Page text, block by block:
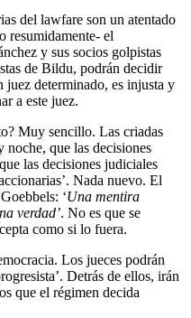
del lawfare son un atentado
resumidamente- el
y sus socios golpistas
de Bildu, podrán decidir
juez determinado, es injusta y
a este juez.
Muy sencillo. Las criadas
noche, que las decisiones
las decisiones judiciales
Nada nuevo. El
‘Una mentira
verdad’. No es que se
como si lo fuera.
Los jueces podrán
Detrás de ellos, irán
que el régimen decida